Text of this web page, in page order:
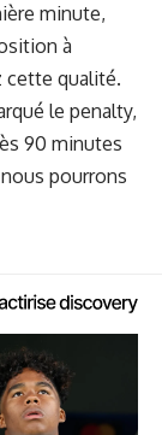
minute,
à
cette qualité.
le penalty,
90 minutes
pourrons